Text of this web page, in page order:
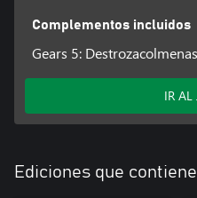
Complementos incluidos
Gears 5: Destrozacolmenas
IR AL
Ediciones que